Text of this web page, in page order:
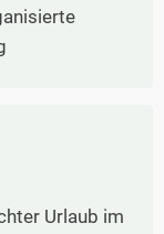
Urlaub im